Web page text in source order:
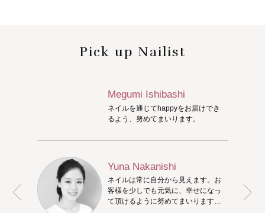
Pick up Nailist
Megumi Ishibashi
ネイルを通じてhappyをお届けでき
るよう、努めてまいります。
Yuna Nakanishi
ネイルは常に自分から見えます。お
客様を少しでも元気に、幸せになっ
て頂けるように努めてまいります。